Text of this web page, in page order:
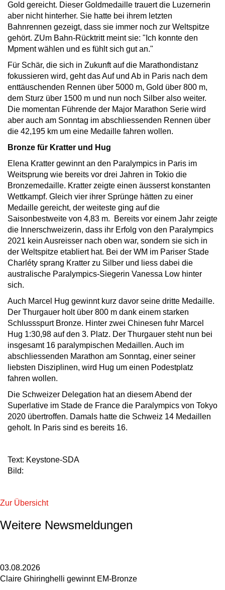
Gold gereicht. Dieser Goldmedaille trauert die Luzernerin
aber nicht hinterher. Sie hatte bei ihrem letzten
Bahnrennen gezeigt, dass sie immer noch zur Weltspitze
gehört. ZUm Bahn-Rücktritt meint sie: "Ich konnte den
Mpment wählen und es fühlt sich gut an."
Für Schär, die sich in Zukunft auf die Marathondistanz
fokussieren wird, geht das Auf und Ab in Paris nach dem
enttäuschenden Rennen über 5000 m, Gold über 800 m,
dem Sturz über 1500 m und nun noch Silber also weiter.
Die momentan Führende der Major Marathon Serie wird
aber auch am Sonntag im abschliessenden Rennen über
die 42,195 km um eine Medaille fahren wollen.
Bronze für Kratter und Hug
Elena Kratter gewinnt an den Paralympics in Paris im
Weitsprung wie bereits vor drei Jahren in Tokio die
Bronzemedaille. Kratter zeigte einen äusserst konstanten
Wettkampf. Gleich vier ihrer Sprünge hätten zu einer
Medaille gereicht, der weiteste ging auf die
Saisonbestweite von 4,83 m. Bereits vor einem Jahr zeigte
die Innerschweizerin, dass ihr Erfolg von den Paralympics
2021 kein Ausreisser nach oben war, sondern sie sich in
der Weltspitze etabliert hat. Bei der WM im Pariser Stade
Charléty sprang Kratter zu Silber und liess dabei die
australische Paralympics-Siegerin Vanessa Low hinter
sich.
Auch Marcel Hug gewinnt kurz davor seine dritte Medaille.
Der Thurgauer holt über 800 m dank einem starken
Schlussspurt Bronze. Hinter zwei Chinesen fuhr Marcel
Hug 1:30,98 auf den 3. Platz. Der Thurgauer steht nun bei
insgesamt 16 paralympischen Medaillen. Auch im
abschliessenden Marathon am Sonntag, einer seiner
liebsten Disziplinen, wird Hug um einen Podestplatz
fahren wollen.
Die Schweizer Delegation hat an diesem Abend der
Superlative im Stade de France die Paralympics von Tokyo
2020 übertroffen. Damals hatte die Schweiz 14 Medaillen
geholt. In Paris sind es bereits 16.
Text: Keystone-SDA
Bild:
Zur Übersicht
Weitere Newsmeldungen
03.08.2026
Claire Ghiringhelli gewinnt EM-Bronze